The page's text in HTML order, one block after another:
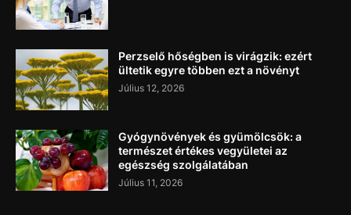
Perzselő hőségben is virágzik: ezért
ültetik egyre többen ezt a növényt
Július 12, 2026
Gyógynövények és gyümölcsök: a
természet értékes vegyületei az
egészség szolgálatában
Július 11, 2026